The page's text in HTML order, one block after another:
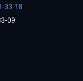
33-18
09